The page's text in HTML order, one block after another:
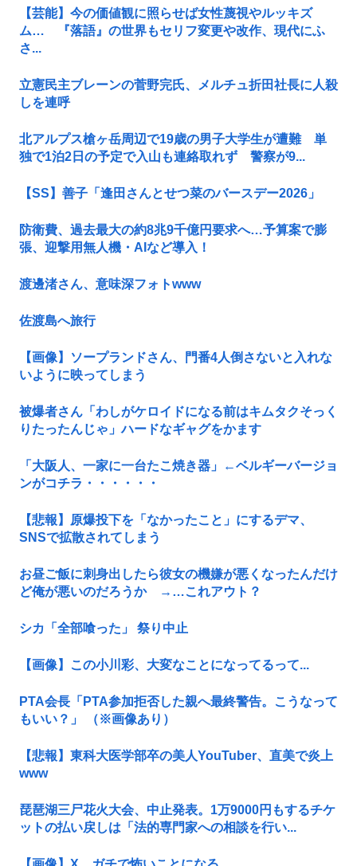
【芸能】今の価値観に照らせば女性蔑視やルッキズ
ム… 『落語』の世界もセリフ変更や改作、現代にふ
さ...
立憲民主ブレーンの菅野完氏、メルチュ折田社長に人殺
しを連呼
北アルプス槍ヶ岳周辺で19歳の男子大学生が遭難 単
独で1泊2日の予定で入山も連絡取れず 警察が9...
【SS】善子「逢田さんとせつ菜のバースデー2026」
防衛費、過去最大の約8兆9千億円要求へ…予算案で膨
張、迎撃用無人機・AIなど導入！
渡邊渚さん、意味深フォトwww
佐渡島へ旅行
【画像】ソープランドさん、門番4人倒さないと入れな
いように映ってしまう
被爆者さん「わしがケロイドになる前はキムタクそっく
りたったんじゃ」ハードなギャグをかます
「大阪人、一家に一台たこ焼き器」←ベルギーバージョ
ンがコチラ・・・・・・
【悲報】原爆投下を「なかったこと」にするデマ、
SNSで拡散されてしまう
お昼ご飯に刺身出したら彼女の機嫌が悪くなったんだけ
ど俺が悪いのだろうか →…これアウト？
シカ「全部喰った」 祭り中止
【画像】この小川彩、大変なことになってるって...
PTA会長「PTA参加拒否した親へ最終警告。こうなって
もいい？」 （※画像あり）
【悲報】東科大医学部卒の美人YouTuber、直美で炎上
www
琵琶湖三尸花火大会、中止発表。1万9000円もするチケ
ットの払い戻しは「法的専門家への相談を行い...